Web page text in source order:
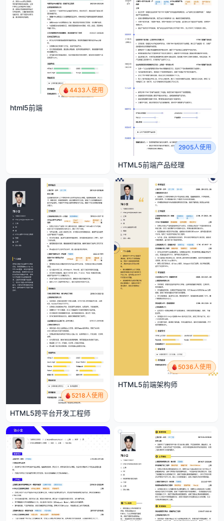
4433人使用
html5前端
2905人使用
HTML5前端产品经理
5218人使用
HTML5跨平台开发工程师
5036人使用
HTML5前端架构师